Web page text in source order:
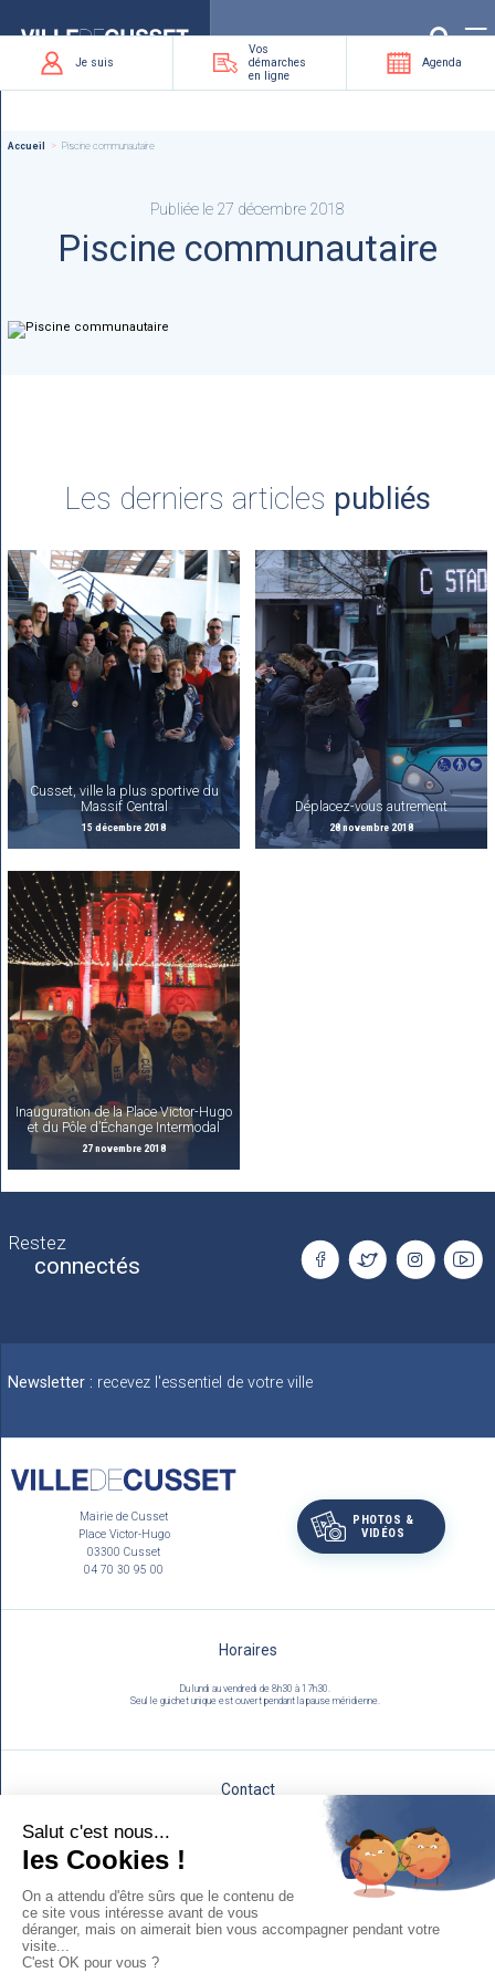
vous
Je suis
Vos
démarches
en ligne
Agenda
Accueil Piscine communautaire
Publiée le 27 décembre 2018
Piscine communautaire
Les derniers articles publiés
Cusset, ville la plus sportive du
Massif Central
15 décembre 2018
Déplacez-vous autrement
28 novembre 2018
Inauguration de la Place Victor-Hugo
et du Pôle d’Échange Intermodal
27 novembre 2018
Restez
connectés
Newsletter : recevez l'essentiel de votre ville
Mairie de Cusset
Place Victor-Hugo
03300 Cusset
04 70 30 95 00
PHOTOS &
VIDÉOS
Horaires
Du lundi au vendredi de 8h30 à 17h30.
Seul le guichet unique est ouvert pendant la pause méridienne.
Contact